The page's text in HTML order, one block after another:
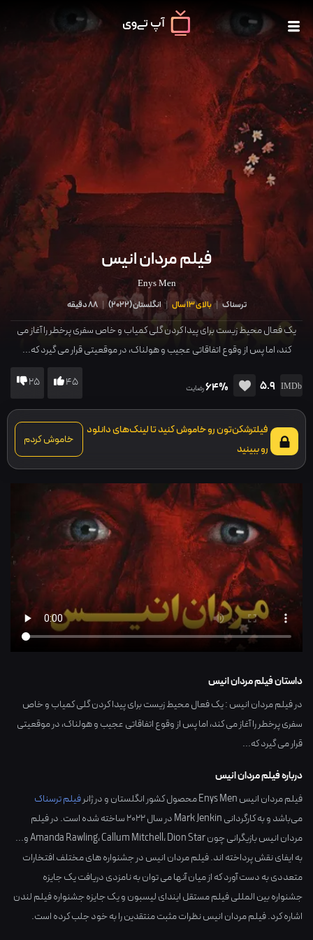
فیلم مردان انیس
Enys Men
ترسناک | بالای 13 سال | انگلستان(
2022
)
| 88 دقیقه
یک فعال محیط زیست برای پیدا کردن گلی کمیاب و خاص سفری پرخطر را آغاز می
کند، اما پس از وقوع اتفاقاتی عجیب و هولناک، در موقعیتی قرار می گیرد که...
5.9
64%رضایت 45
25
فیلترشکن‌تون رو خاموش کنید تا لینک‌های دانلود
رو ببینید
خاموش کردم
داستان فیلم مردان انیس
در فیلم مردان انیس : یک فعال محیط زیست برای پیدا کردن گلی کمیاب و خاص
سفری پرخطر را آغاز می کند، اما پس از وقوع اتفاقاتی عجیب و هولناک، در موقعیتی
قرار می گیرد که...
درباره فیلم مردان انیس
فیلم مردان انیس Enys Men محصول کشور انگلستانو در ژانرفیلم ترسناک
می‌باشد و به کارگردانیMark Jenkinدر سال2022ساخته شده است. در فیلم
مردان انیس بازیگرانی چون
Amanda Rawling،Callum Mitchell،Dion Star
و...
به ایفای نقش پرداخته اند. فیلم مردان انیس در جشنواره های مختلف افتخارات
متعددی به دست آورد که از میان آنها می توان به نامزدی دریافت یک جایزه
جشنواره بین المللی فیلم مستقل ایندای لیسبون و یک جایزه جشنواره فیلم لندن
اشاره کرد. فیلم مردان انیس نظرات مثبت منتقدین را به خود جلب کرده است.